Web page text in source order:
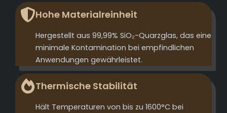
Hohe Materialreinheit
Hergestellt aus 99,99% SiO₂-Quarzglas, das eine
minimale Kontamination bei empfindlichen
Anwendungen gewährleistet.
Thermische Stabilität
Hält Temperaturen von bis zu 1600°C bei